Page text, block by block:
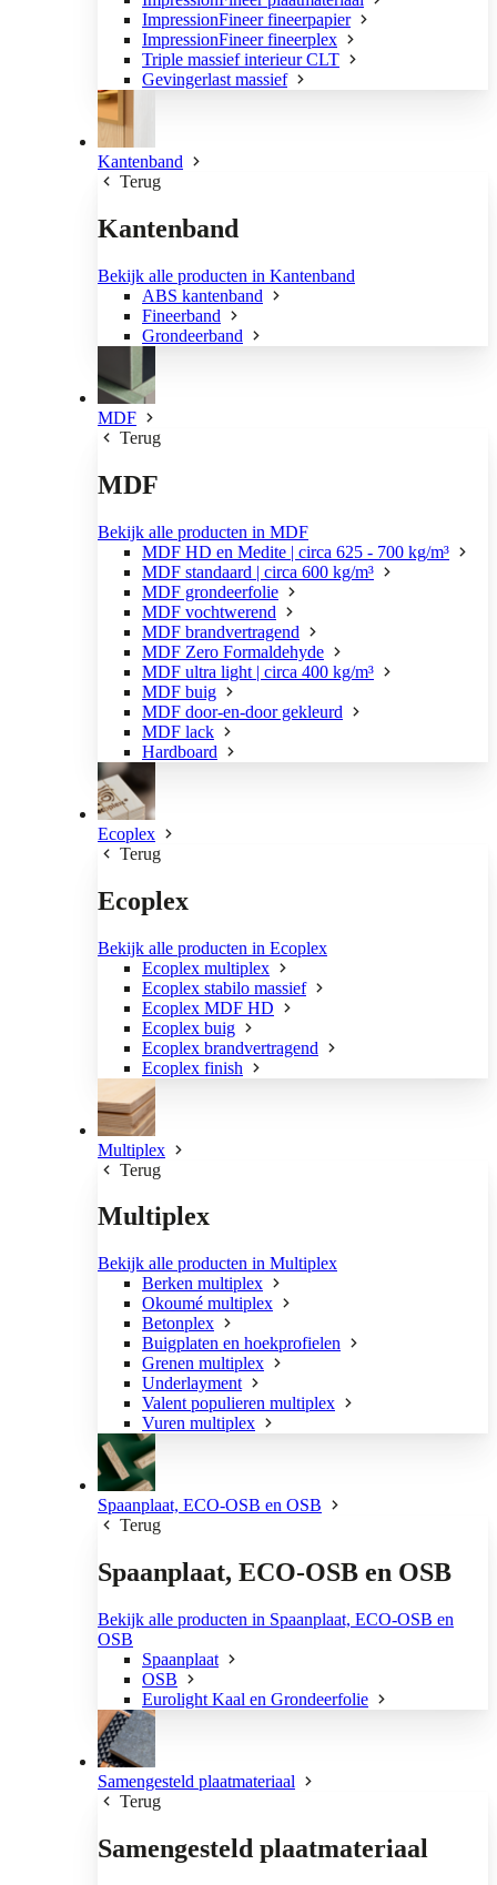
ImpressionFineer fineerpapier
ImpressionFineer fineerplex
Triple massief interieur CLT
Gevingerlast massief
Kantenband
Terug
Kantenband
Bekijk alle producten in Kantenband
ABS kantenband
Fineerband
Grondeerband
MDF
Terug
MDF
Bekijk alle producten in MDF
MDF HD en Medite | circa 625 - 700 kg/m³
MDF standaard | circa 600 kg/m³
MDF grondeerfolie
MDF vochtwerend
MDF brandvertragend
MDF Zero Formaldehyde
MDF ultra light | circa 400 kg/m³
MDF buig
MDF door-en-door gekleurd
MDF lack
Hardboard
Ecoplex
Terug
Ecoplex
Bekijk alle producten in Ecoplex
Ecoplex multiplex
Ecoplex stabilo massief
Ecoplex MDF HD
Ecoplex buig
Ecoplex brandvertragend
Ecoplex finish
Multiplex
Terug
Multiplex
Bekijk alle producten in Multiplex
Berken multiplex
Okoumé multiplex
Betonplex
Buigplaten en hoekprofielen
Grenen multiplex
Underlayment
Valent populieren multiplex
Vuren multiplex
Spaanplaat, ECO-OSB en OSB
Terug
Spaanplaat, ECO-OSB en OSB
Bekijk alle producten in Spaanplaat, ECO-OSB en
OSB
Spaanplaat
OSB
Eurolight Kaal en Grondeerfolie
Samengesteld plaatmateriaal
Terug
Samengesteld plaatmateriaal